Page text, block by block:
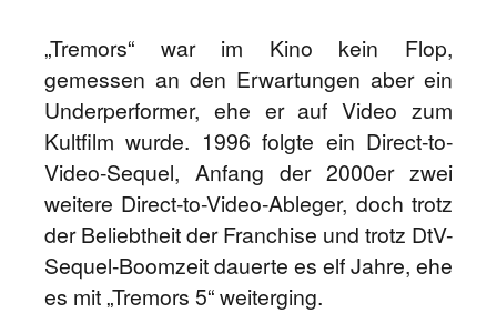
„Tremors“ war im Kino kein Flop,
gemessen an den Erwartungen aber ein
Underperformer, ehe er auf Video zum
Kultfilm wurde. 1996 folgte ein Direct-to-
Video-Sequel, Anfang der 2000er zwei
weitere Direct-to-Video-Ableger, doch trotz
der Beliebtheit der Franchise und trotz DtV-
Sequel-Boomzeit dauerte es elf Jahre, ehe
es mit „Tremors 5“ weiterging.